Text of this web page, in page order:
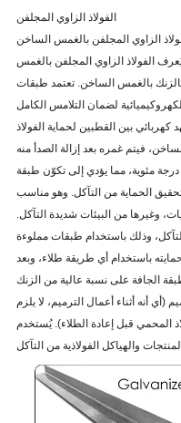
/5/16
/3/8 5.9
/1/2 7.7
الفولاذ الزاوي المجلفن
الزاوي المجلفن بالغمس الساخن
الفولاذ الزاوي المجلفن بالغمس
بالزنك بالغمس الساخن. تعتمد طبقات
لضمان التلامس الكامل
بين القطبين لحماية الفولاذ
فيتم غمره بعد إزالة الصدأ منه
في الزنك المنصهر عند درجة حرارة تقارب 500 درجة مئوية، مما يؤدي إلى تكوّن طبقة
الحماية من التآكل. وهو مناسب
وغيرها من البيئات شديدة التآكل.
وذلك باستخدام طبقات مملوءة
باستخدام أي طريقة طلاء، وبعد
الجافة على نسبة عالية من الزنك
(أي أنه أثناء أعمال الترميم، لا يلزم
قبل إعادة الطلاء). يُستخدم